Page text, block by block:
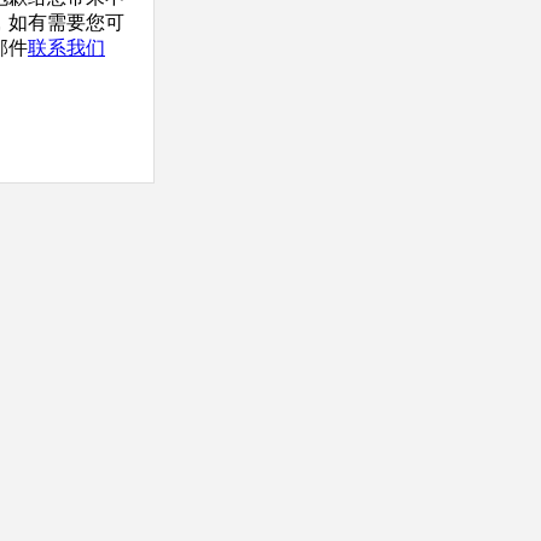
如有需要您可
件联系我们